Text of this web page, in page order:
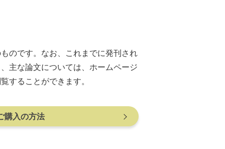
のです。なお、これまでに発刊され
主な論文については、ホームページ
することができます。
購入の方法